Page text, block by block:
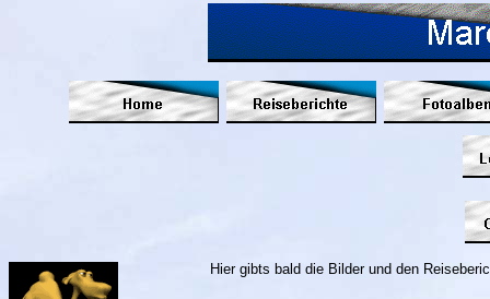
Hier gibts bald die Bilder und den